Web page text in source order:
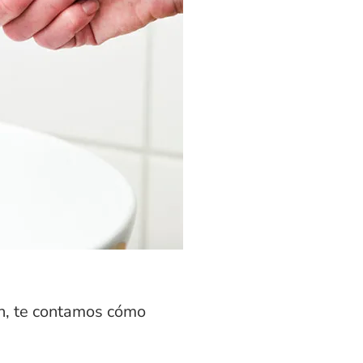
te contamos cómo